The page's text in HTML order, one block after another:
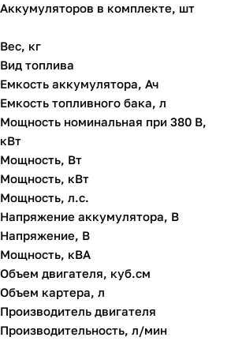
Champion
DDE
DREMEL
ESAB
ETALON
Felisatti
FIRMAN
GREENWORKS
Аккумуляторов в комплекте, шт
Вес, кг
Вид топлива
Емкость аккумулятора, Ач
Емкость топливного бака, л
Мощность номинальная при 380 В,
кВт
Мощность, Вт
Мощность, кВт
Мощность, л.с.
Напряжение аккумулятора, В
Напряжение, В
Мощность, кВА
Объем двигателя, куб.см
Объем картера, л
Производитель двигателя
Производительность, л/мин